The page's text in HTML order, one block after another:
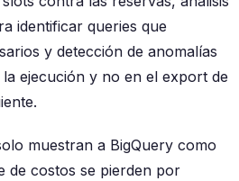
identificar queries que
y detección de anomalías
ejecución y no en el export de
muestran a BigQuery como
de costos se pierden por